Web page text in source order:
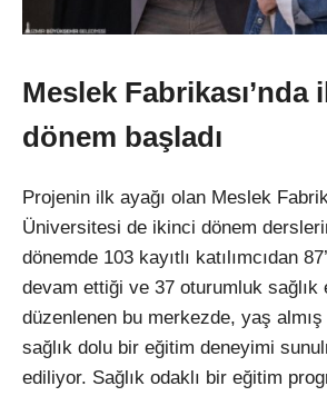
Meslek Fabrikası’nda
dönem başladı
Projenin ilk ayağı olan Meslek
Üniversitesi de ikinci dönem
dönemde 103 kayıtlı katılımcıdan
devam ettiği ve 37 oturumluk sağlık
düzenlenen bu merkezde, yaş
sağlık dolu bir eğitim deneyimi
ediliyor. Sağlık odaklı bir eğitim